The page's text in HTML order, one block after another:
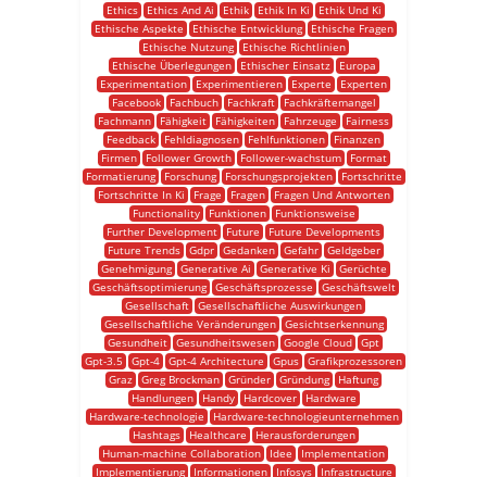
Ethics
Ethics And Ai Ethik Ethik In Ki
Ethik Und Ki
Ethische Aspekte
Ethische Entwicklung
Ethische Fragen
Ethische Nutzung
Ethische Richtlinien
Ethische Überlegungen
Ethischer Einsatz
Europa
Experimentation
Experimentieren Experte
Experten
Facebook
Fachbuch Fachkraft
Fachkräftemangel
Fachmann
Fähigkeit Fähigkeiten Fahrzeuge
Fairness
Feedback
Fehldiagnosen Fehlfunktionen
Finanzen
Firmen
Follower Growth Follower-wachstum
Format
Formatierung
Forschung Forschungsprojekten
Fortschritte
Fortschritte In Ki
Frage Fragen
Fragen Und Antworten
Functionality
Funktionen
Funktionsweise
Further Development
Future
Future Developments
Future Trends
Gdpr Gedanken Gefahr
Geldgeber
Genehmigung
Generative Ai Generative Ki
Gerüchte
Geschäftsoptimierung
Geschäftsprozesse
Geschäftswelt
Gesellschaft Gesellschaftliche Auswirkungen
Gesellschaftliche Veränderungen
Gesichtserkennung
Gesundheit Gesundheitswesen Google Cloud Gpt
Gpt-3.5
Gpt-4 Gpt-4 Architecture Gpus Grafikprozessoren
Graz Greg Brockman Gründer Gründung
Haftung
Handlungen
Handy Hardcover
Hardware
Hardware-technologie
Hardware-technologieunternehmen
Hashtags
Healthcare
Herausforderungen
Human-machine Collaboration
Idee
Implementation
Implementierung
Informationen Infosys
Infrastructure